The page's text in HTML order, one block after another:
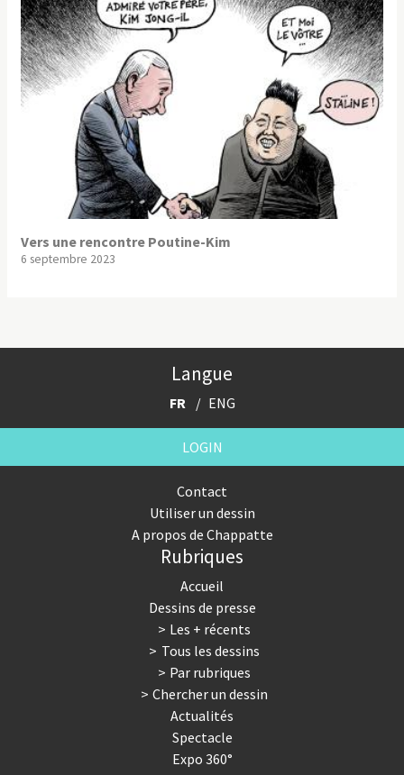
Vers une rencontre Poutine-Kim
6 septembre 2023
Langue
FR ENG
LOGIN
Contact
Utiliser un dessin
A propos de Chappatte
Rubriques
Accueil
Dessins de presse
Les + récents
Tous les dessins
Par rubriques
Chercher un dessin
Actualités
Spectacle
Expo 360°